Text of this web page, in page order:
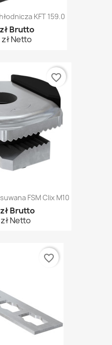
KFT 159.0
Brutto
Netto
FSM Clix M10
Brutto
Netto
favorite_border
favorite_border